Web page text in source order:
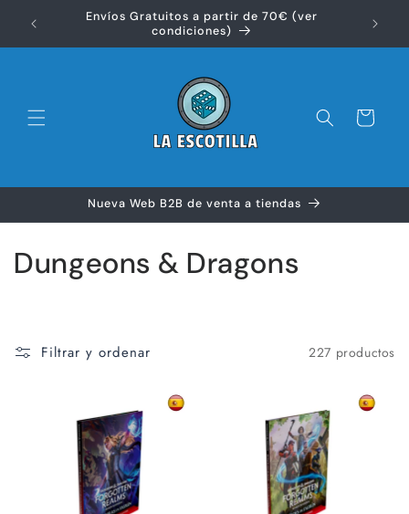
directamenteEnvíos Gratuitos a partir de 70€ (ver
condiciones)
Carrito
Nueva Web B2B de venta a tiendas
C
Dungeons & Dragons
Filtrar y ordenar 227 productos